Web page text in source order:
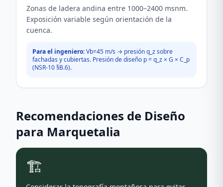
Zonas de ladera andina entre 1000–2400 msnm.
Exposición variable según orientación de la
cuenca.
Para el ingeniero:Vb=45 m/s → presión q_z sobre
fachadas y cubiertas. Presión de diseño p = q_z × G × C_p
(NSR-10 §B.6).
Recomendaciones de Diseño
para Marquetalia
🏗️